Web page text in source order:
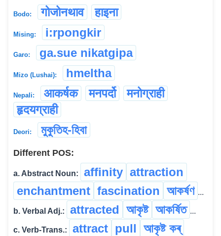
Bodo: गोजोनथाव हाइना
Mising: i:rpongkir
Garo: ga.sue nikatgipa
Mizo (Lushai): hmeltha
Nepali: आकर्षक मनपर्दो
मनोग्राही
हृदयग्राही
Deori: মুকুতিহ-হিবা
Different POS:
a. Abstract Noun: affinity attraction
enchantment fascination আকৰ্ষণ ...
b. Verbal Adj.: attracted আকৃষ্ট আকৰ্ষিত ...
c. Verb-Trans.: attract pull আকৃষ্ট কৰ্